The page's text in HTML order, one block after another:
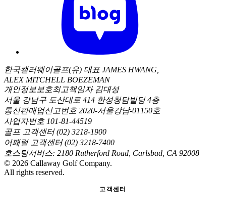
한국캘러웨이골프(유) 대표 JAMES HWANG,
ALEX MITCHELL BOEZEMAN
개인정보보호최고책임자 김대성
서울 강남구 도산대로 414 한성청담빌딩 4층
통신판매업신고번호 2020-서울강남-01150호
사업자번호 101-81-44519
골프 고객센터 (02) 3218-1900
어패럴 고객센터 (02) 3218-7400
호스팅서비스: 2180 Rutherford Road, Carlsbad, CA 92008
© 2026 Callaway Golf Company.
All rights reserved.
고객센터